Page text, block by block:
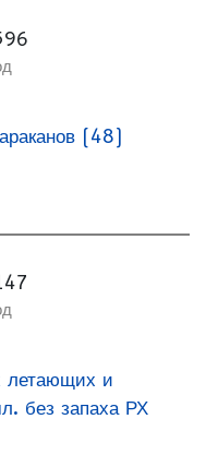
(48)
летающих и
без запаха РХ